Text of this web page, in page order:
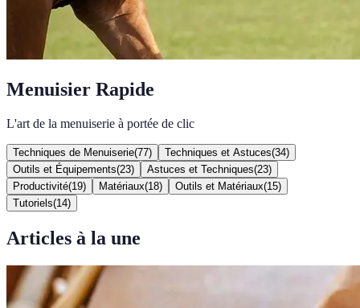
Menuisier Rapide
L'art de la menuiserie à portée de clic
Techniques de Menuiserie(77) Techniques et Astuces(34)
Outils et Équipements(23) Astuces et Techniques(23)
Productivité(19) Matériaux(18) Outils et Matériaux(15)
Tutoriels(14)
Articles à la une